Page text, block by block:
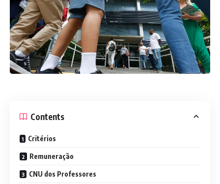
Contents
Critérios
Remuneração
CNU dos Professores